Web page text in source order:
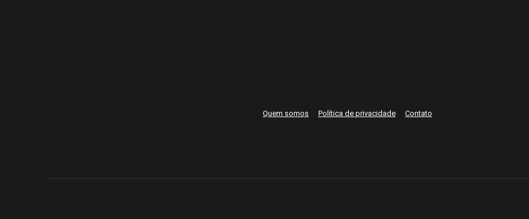
Quem somos Política de privacidade Contato